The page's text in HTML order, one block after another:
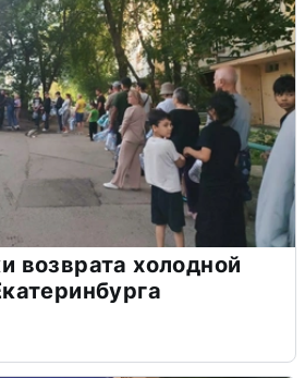
возврата холодной